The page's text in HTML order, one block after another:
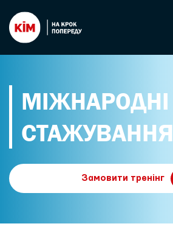
МІЖНАРОДНІ
СТАЖУВАННЯ
Замовити тренінг